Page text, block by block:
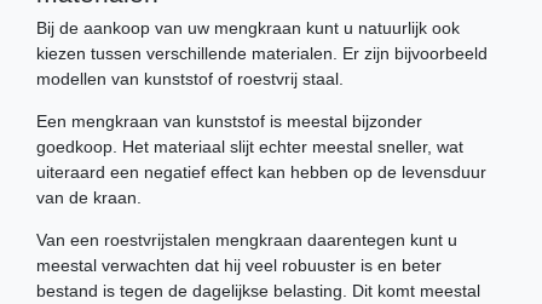
Bij de aankoop van uw mengkraan kunt u natuurlijk ook
kiezen tussen verschillende materialen. Er zijn bijvoorbeeld
modellen van kunststof of roestvrij staal.
Een mengkraan van kunststof is meestal bijzonder
goedkoop. Het materiaal slijt echter meestal sneller, wat
uiteraard een negatief effect kan hebben op de levensduur
van de kraan.
Van een roestvrijstalen mengkraan daarentegen kunt u
meestal verwachten dat hij veel robuuster is en beter
bestand is tegen de dagelijkse belasting. Dit komt meestal